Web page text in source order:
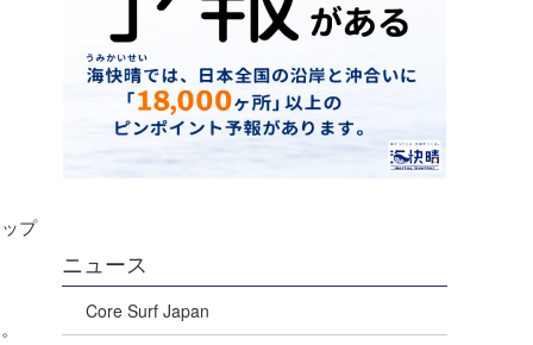
プ
ニュース
Core Surf Japan